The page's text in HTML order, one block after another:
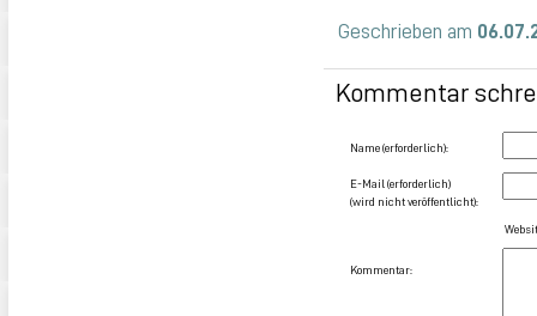
Geschrieben am
Kommentar
Name (erforderlich):
E-Mail (erforderlich)
(wird nicht veröffentlicht):
Kommentar: